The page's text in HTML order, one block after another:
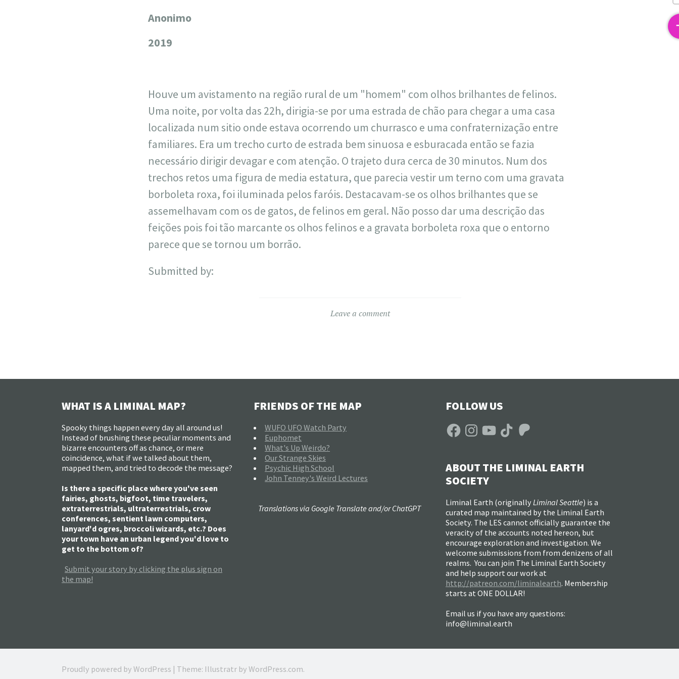
Anonimo
2019
Houve um avistamento na região rural de um "homem" com olhos brilhantes de felinos.
Uma noite, por volta das 22h, dirigia-se por uma estrada de chão para chegar a uma casa
localizada num sitio onde estava ocorrendo um churrasco e uma confraternização entre
familiares. Era um trecho curto de estrada bem sinuosa e esburacada então se fazia
necessário dirigir devagar e com atenção. O trajeto dura cerca de 30 minutos. Num dos
trechos retos uma figura de media estatura, que parecia vestir um terno com uma gravata
borboleta roxa, foi iluminada pelos faróis. Destacavam-se os olhos brilhantes que se
assemelhavam com os de gatos, de felinos em geral. Não posso dar uma descrição das
feições pois foi tão marcante os olhos felinos e a gravata borboleta roxa que o entorno
parece que se tornou um borrão.
Submitted by:
Leave a comment
WHAT IS A LIMINAL MAP?
Spooky things happen every day all around us!
Instead of brushing these peculiar moments and
bizarre encounters off as chance, or mere
coincidence, what if we talked about them,
mapped them, and tried to decode the message?
Is there a specific place where you've seen
fairies, ghosts, bigfoot, time travelers,
extraterrestrials, ultraterrestrials, crow
conferences, sentient lawn computers,
lanyard'd ogres, broccoli wizards, etc.? Does
your town have an urban legend you'd love to
get to the bottom of?
Submit your story by clicking the plus sign on
the map!
FRIENDS OF THE MAP
WUFO UFO Watch Party
Euphomet
What's Up Weirdo?
Our Strange Skies
Psychic High School
John Tenney's Weird Lectures
FOLLOW US
FacebookInstagramYouTubeTikTokPatreon
ABOUT THE LIMINAL EARTH
SOCIETY
Liminal Earth (originally Liminal Seattle) is a
curated map maintained by the Liminal Earth
Society. The LES cannot officially guarantee the
veracity of the accounts noted hereon, but
encourage exploration and investigation. We
welcome submissions from from denizens of all
realms. You can join The Liminal Earth Society
and help support our work at
http://patreon.com/liminalearth. Membership
starts at ONE DOLLAR!
Email us if you have any questions:
info@liminal.earth
Translations via Google Translate and/or ChatGPT
Proudly powered by WordPress | Theme: Illustratr by WordPress.com.